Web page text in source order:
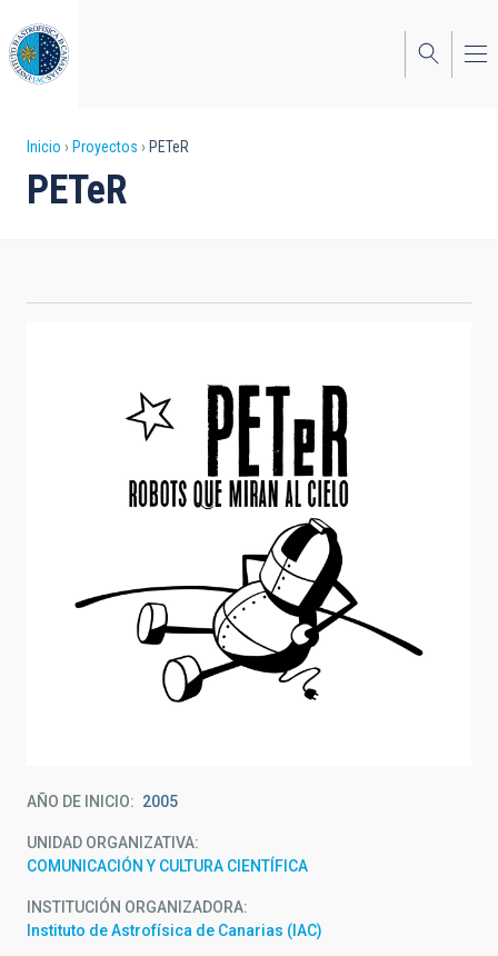
al
contenido
principal
Sobrescribir
enlaces
a
navegación
Inicio Proyectos PETeR
PETeR
AÑO DE INICIO 2005
UNIDAD ORGANIZATIVA
COMUNICACIÓN Y CULTURA CIENTÍFICA
INSTITUCIÓN ORGANIZADORA
Instituto de Astrofísica de Canarias (IAC)